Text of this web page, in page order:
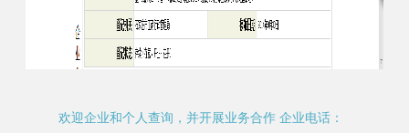
欢迎企业和个人查询，并开展业务合作 企业电话：